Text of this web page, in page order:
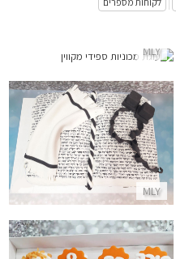
|
MLY
עוגת מכוניות ספידי מקווין
התקשר/י
MLY
עוגת בר מצווה ספר מבצק סוכר
התקשר/י